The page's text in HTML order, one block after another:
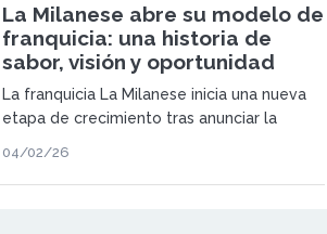
La Milanese abre su modelo de
franquicia: una historia de
sabor, visión y oportunidad
La franquicia La Milanese inicia una nueva
etapa de crecimiento tras anunciar la
en milanesas gourmet apuesta por un
04/02/26